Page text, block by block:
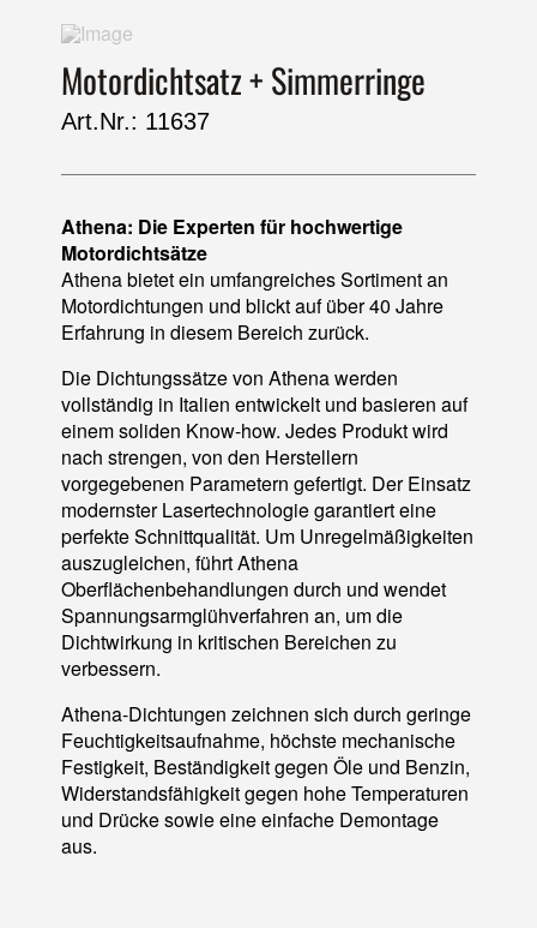
Motordichtsatz + Simmerringe
Art.Nr.: 11637
Athena: Die Experten für hochwertige
Motordichtsätze
Athena bietet ein umfangreiches Sortiment an
Motordichtungen und blickt auf über 40 Jahre
Erfahrung in diesem Bereich zurück.
Die Dichtungssätze von Athena werden
vollständig in Italien entwickelt und basieren auf
einem soliden Know-how. Jedes Produkt wird
nach strengen, von den Herstellern
vorgegebenen Parametern gefertigt. Der Einsatz
modernster Lasertechnologie garantiert eine
perfekte Schnittqualität. Um Unregelmäßigkeiten
auszugleichen, führt Athena
Oberflächenbehandlungen durch und wendet
Spannungsarmglühverfahren an, um die
Dichtwirkung in kritischen Bereichen zu
verbessern.
Athena-Dichtungen zeichnen sich durch geringe
Feuchtigkeitsaufnahme, höchste mechanische
Festigkeit, Beständigkeit gegen Öle und Benzin,
Widerstandsfähigkeit gegen hohe Temperaturen
und Drücke sowie eine einfache Demontage
aus.